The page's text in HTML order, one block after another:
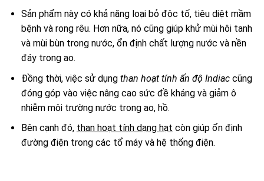
Sản phẩm này có khả năng loại bỏ độc tố, tiêu diệt mầm
bệnh và rong rêu. Hơn nữa, nó cũng giúp khử mùi hôi tanh
và mùi bùn trong nước, ổn định chất lượng nước và nền
đáy trong ao.
Đồng thời, việc sử dụng than hoạt tính ấn độ Indiaccũng
đóng góp vào việc nâng cao sức đề kháng và giảm ô
nhiễm môi trường nước trong ao, hồ.
Bên cạnh đó, than hoạt tính dạng hạt còn giúp ổn định
đường điện trong các tổ máy và hệ thống điện.